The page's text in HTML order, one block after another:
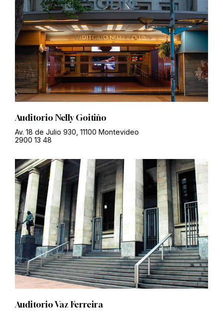
Auditorio Nelly Goitiño
Av. 18 de Julio 930, 11100 Montevideo
2900 13 48
Auditorio Vaz Ferreira